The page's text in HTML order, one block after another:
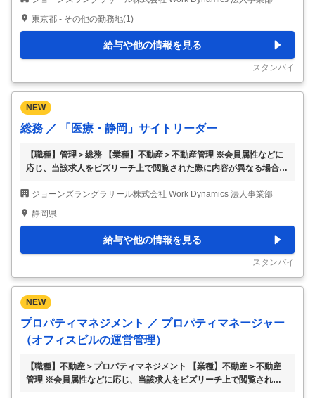
ライアント先へ出社し、オフィスの日常的な点検・監視を含む、総合
イアント側のビジネスを拡大するために、JLLとして何ができるのか
をサポートする、クライアントとJLLをつなぐ必要不可欠なポジショ
ンです。 JLLは業界でグローバルTop2の実績を誇り、施設管理、カ
スタマーサービス、ホ…
東京都 - その他の勤務地(1)
給与や他の情報を見る
スタンバイ
NEW
総務 ／ 「医療・静岡」サイトリーダー
【職種】管理＞総務 【業種】不動産＞不動産管理 ※会員属性などに
応じ、当該求人をビズリーチ上で閲覧された際に内容が異なる場合が
· 人員計画および後継者育成計画の策定 · 協力業者のパフォー
マンス管理と向上支援 · 他拠点や本社との円滑なコミュニケーシ
メンバーと協力してコスト削減目標の達成 · 契約管理と最適化 ク
ライアントリレーションシップ · KPI指標を用いた月次
ジョーンズラングラサール株式会社 Work Dynamics 法人事業部
静岡県
給与や他の情報を見る
スタンバイ
NEW
プロパティマネジメント ／ プロパティマネージャー
（オフィスビルの運営管理）
【職種】不動産＞プロパティマネジメント 【業種】不動産＞不動産
管理 ※会員属性などに応じ、当該求人をビズリーチ上で閲覧された際